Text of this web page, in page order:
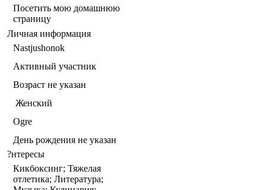
Посетить мою домашнюю
страницу
Личная информация
Nastjushonok
Активный участник
Возраст не указан
Женский
Ogre
День рождения не указан
?нтересы
Кикбоксинг; Тяжелая
отлетика; Литература;